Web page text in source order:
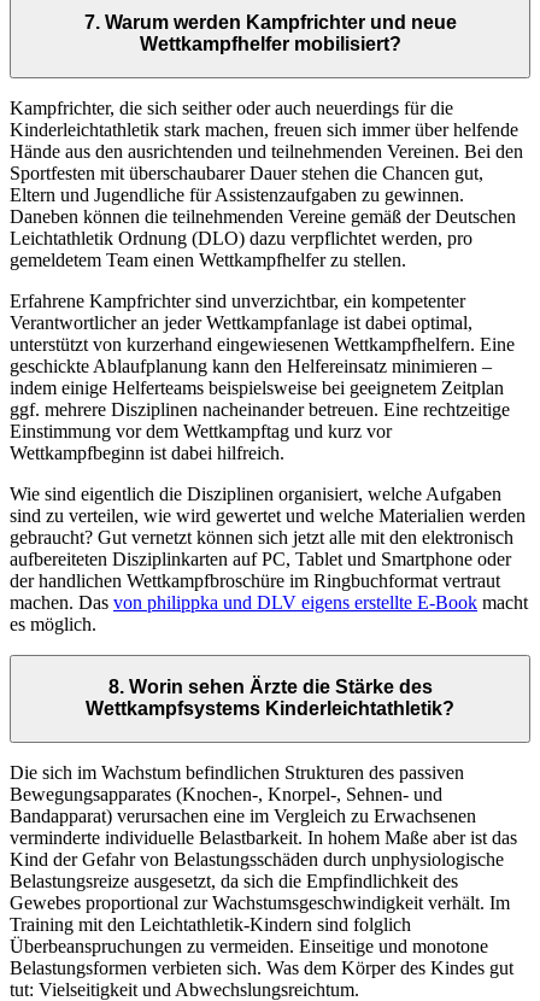
7. Warum werden Kampfrichter und neue
Wettkampfhelfer mobilisiert?
Kampfrichter, die sich seither oder auch neuerdings für die
Kinderleichtathletik stark machen, freuen sich immer über helfende
Hände aus den ausrichtenden und teilnehmenden Vereinen. Bei den
Sportfesten mit überschaubarer Dauer stehen die Chancen gut,
Eltern und Jugendliche für Assistenzaufgaben zu gewinnen.
Daneben können die teilnehmenden Vereine gemäß der Deutschen
Leichtathletik Ordnung (DLO) dazu verpflichtet werden, pro
gemeldetem Team einen Wettkampfhelfer zu stellen.
Erfahrene Kampfrichter sind unverzichtbar, ein kompetenter
Verantwortlicher an jeder Wettkampfanlage ist dabei optimal,
unterstützt von kurzerhand eingewiesenen Wettkampfhelfern. Eine
geschickte Ablaufplanung kann den Helfereinsatz minimieren –
indem einige Helferteams beispielsweise bei geeignetem Zeitplan
ggf. mehrere Disziplinen nacheinander betreuen. Eine rechtzeitige
Einstimmung vor dem Wettkampftag und kurz vor
Wettkampfbeginn ist dabei hilfreich.
Wie sind eigentlich die Disziplinen organisiert, welche Aufgaben
sind zu verteilen, wie wird gewertet und welche Materialien werden
gebraucht? Gut vernetzt können sich jetzt alle mit den elektronisch
aufbereiteten Disziplinkarten auf PC, Tablet und Smartphone oder
der handlichen Wettkampfbroschüre im Ringbuchformat vertraut
machen. Das von philippka und DLV eigens erstellte E-Book macht
es möglich.
8. Worin sehen Ärzte die Stärke des
Wettkampfsystems Kinderleichtathletik?
Die sich im Wachstum befindlichen Strukturen des passiven
Bewegungsapparates (Knochen-, Knorpel-, Sehnen- und
Bandapparat) verursachen eine im Vergleich zu Erwachsenen
verminderte individuelle Belastbarkeit. In hohem Maße aber ist das
Kind der Gefahr von Belastungsschäden durch unphysiologische
Belastungsreize ausgesetzt, da sich die Empfindlichkeit des
Gewebes proportional zur Wachstumsgeschwindigkeit verhält. Im
Training mit den Leichtathletik-Kindern sind folglich
Überbeanspruchungen zu vermeiden. Einseitige und monotone
Belastungsformen verbieten sich. Was dem Körper des Kindes gut
tut: Vielseitigkeit und Abwechslungsreichtum.